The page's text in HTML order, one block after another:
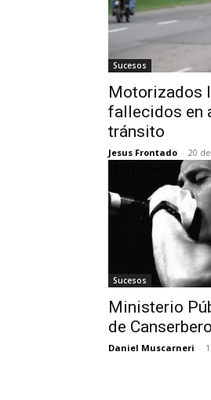
Sucesos
Motorizados
fallecidos en
tránsito
Jesus Frontado - 20
Sucesos
Ministerio
de Canserbero
Daniel Muscarneri -